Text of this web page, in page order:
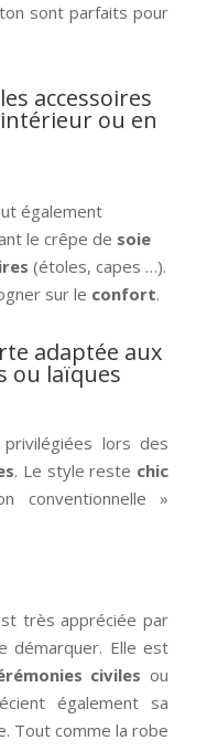
sont parfaits pour
accessoires
ou en
également
le crêpe de soie
(étoles, capes …).
sur le confort.
adaptée aux
ou laïques
lors des
. Le style reste chic
conventionnelle »
très appréciée par
démarquer. Elle est
civiles ou
également sa
Tout comme la robe